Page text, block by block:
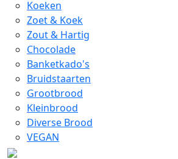
Koeken
Zoet & Koek
Zout & Hartig
Chocolade
Banketkado's
Bruidstaarten
Grootbrood
Kleinbrood
Diverse Brood
VEGAN